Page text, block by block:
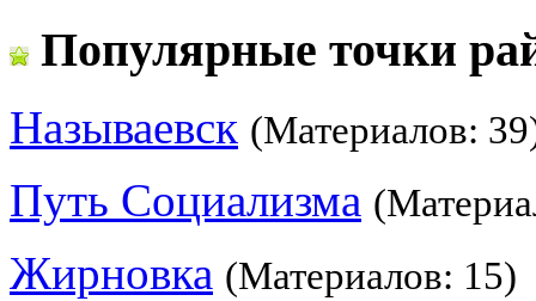
Популярные точки
Называевск (Материалов:
Путь Социализма
Жирновка (Материалов: 15)